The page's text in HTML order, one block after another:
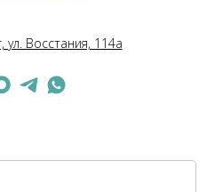
ул. Восстания, 114а